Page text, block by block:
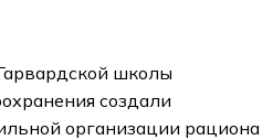
школы
создали
организации рациона